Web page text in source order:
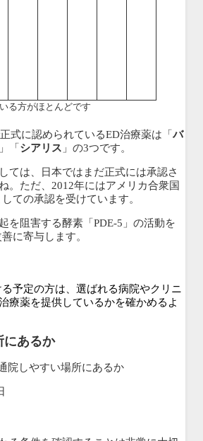
る方がほとんどです
式に認められているED治療薬は「バ
」「シアリス 」の3つです。
ては、日本ではまだ正式には承認さ
。ただ、2012年にはアメリカ合衆国
ての承認を受けています。
を阻害する酵素「PDE-5」の活動を
に寄与します。
予定の方は、選ばれる病院やクリニ
療薬を提供しているかを確かめるよ
にあるか